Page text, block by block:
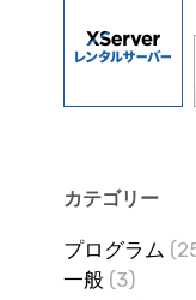
カテゴリー
プログラム
一般 (3)